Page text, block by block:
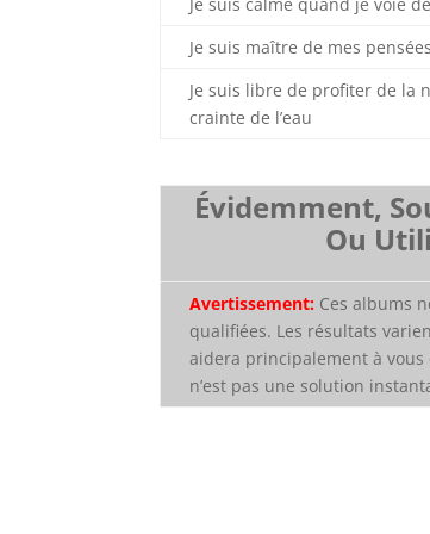
Je suis maître de mes pensées
Je suis libre de profiter de la
crainte de l’eau
Évidemment,
Ou
Avertissement: Ces albums
qualifiées. Les résultats
aidera principalement à vous
n’est pas une solution